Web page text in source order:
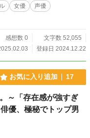
女優
声優
感想数 0
文字数 52,055
登録日 2024.12.22
お気に入り追加 17
～「存在感が強すぎ
優、極秘でトップ男